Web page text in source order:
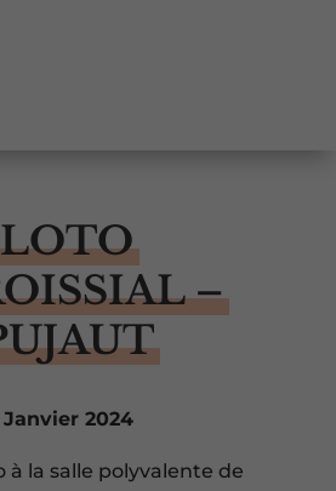
LOTO
–
2024
à la salle polyvalente de